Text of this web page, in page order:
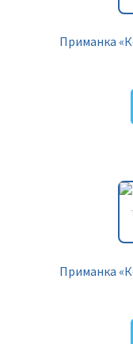
Приманка
Приманка